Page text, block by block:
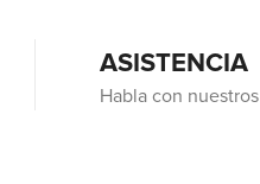
ASISTENCIA
Habla con